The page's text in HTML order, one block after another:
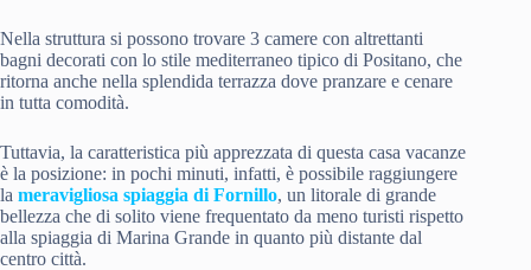
Nella struttura si possono trovare 3 camere con altrettanti
bagni decorati con lo stile mediterraneo tipico di Positano, che
ritorna anche nella splendida terrazza dove pranzare e cenare
in tutta comodità.
Tuttavia, la caratteristica più apprezzata di questa casa vacanze
è la posizione: in pochi minuti, infatti, è possibile raggiungere
la meravigliosa spiaggia di Fornillo, un litorale di grande
bellezza che di solito viene frequentato da meno turisti rispetto
alla spiaggia di Marina Grande in quanto più distante dal
centro città.